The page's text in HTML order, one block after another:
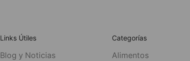
Links Útiles
Blog y Noticias
Categorías
Alimentos